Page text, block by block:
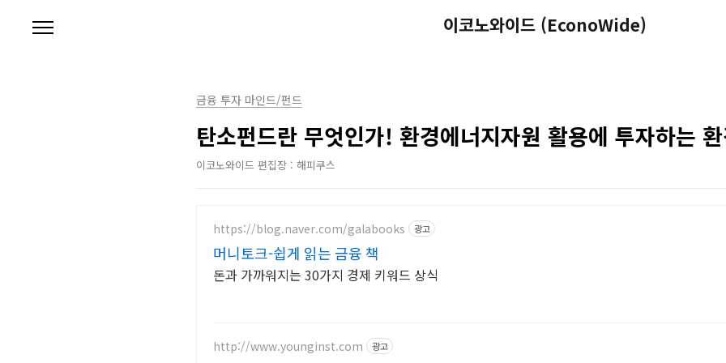
이코노와이드 (EconoWide)
금융 투자 마인드/펀드
탄소펀드란 무엇인가! 환경에너지자원 활용에 투자하는
이코노와이드 편집장 : 해피쿠스
https://blog.naver.com/galabooks 광고
머니토크-쉽게 읽는 금융 책
돈과 가까워지는 30가지 경제 키워드 상식
http://www.younginst.com 광고